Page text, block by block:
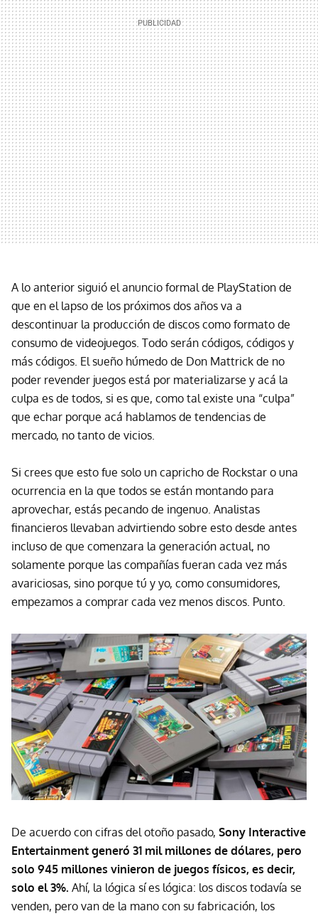
A lo anterior siguió el anuncio formal de PlayStation de
que en el lapso de los próximos dos años va a
descontinuar la producción de discos como formato de
consumo de videojuegos. Todo serán códigos, códigos y
más códigos. El sueño húmedo de Don Mattrick de no
poder revender juegos está por materializarse y acá la
culpa es de todos, si es que, como tal existe una “culpa”
que echar porque acá hablamos de tendencias de
mercado, no tanto de vicios.
Si crees que esto fue solo un capricho de Rockstar o una
ocurrencia en la que todos se están montando para
aprovechar, estás pecando de ingenuo. Analistas
financieros llevaban advirtiendo sobre esto desde antes
incluso de que comenzara la generación actual, no
solamente porque las compañías fueran cada vez más
avariciosas, sino porque tú y yo, como consumidores,
empezamos a comprar cada vez menos discos. Punto.
De acuerdo con cifras del otoño pasado, Sony Interactive
Entertainment generó 31 mil millones de dólares, pero
solo 945 millones vinieron de juegos físicos, es decir,
solo el 3%. Ahí, la lógica sí es lógica: los discos todavía se
venden, pero van de la mano con su fabricación, los